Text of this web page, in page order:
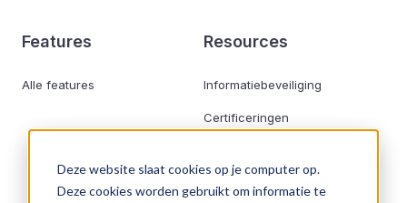
Deze website slaat cookies op je computer op.
Deze cookies worden gebruikt om informatie te
Features
Alle features
Resources
Informatiebeveiliging
Certificeringen